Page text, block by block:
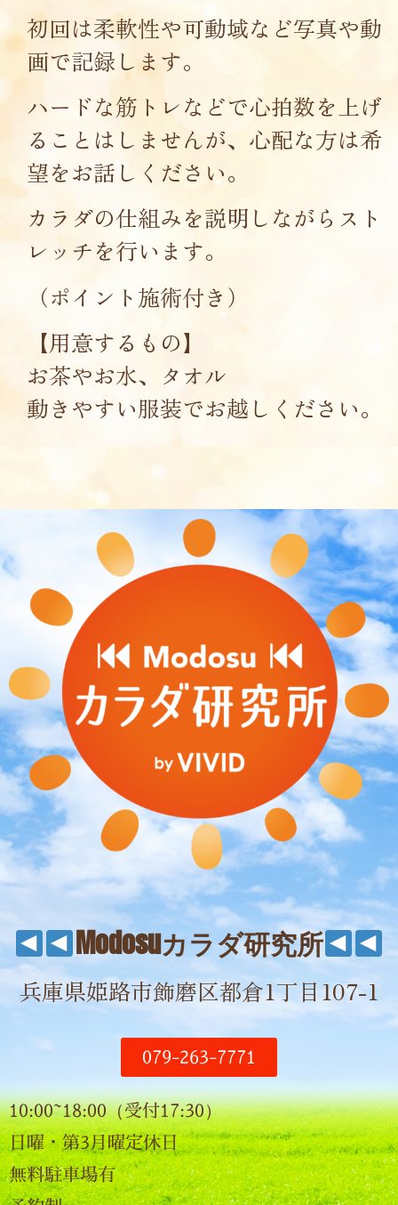
初回は柔軟性や可動域など写真や動
画で記録します。
ハードな筋トレなどで心拍数を上げ
ることはしませんが、心配な方は希
望をお話しください。
カラダの仕組みを説明しながらスト
レッチを行います。
（ポイント施術付き）
【用意するもの】
お茶やお水、タオル
動きやすい服装でお越しください。
Modosuカラダ研究所
兵庫県姫路市飾磨区都倉1丁目107-1
079-263-7771
10:00~18:00（受付17:30）
日曜・第3月曜定休日
無料駐車場有